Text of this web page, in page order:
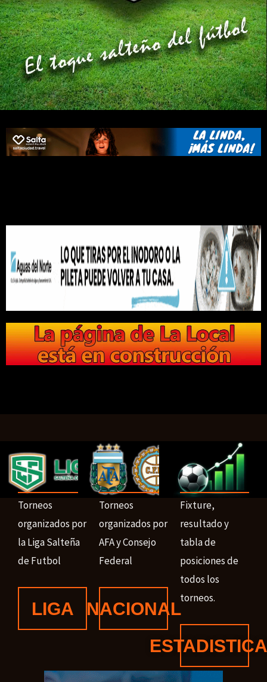
Torneos
organizados por
la Liga Salteña
de Futbol
LIGA
Torneos
organizados por
AFA y Consejo
Federal
NACIONAL
Fixture,
resultado y
tabla de
posiciones de
todos los
torneos.